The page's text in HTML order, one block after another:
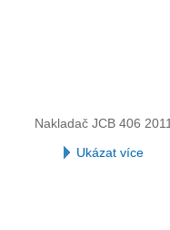
Nakladač JCB 406
Ukázat více